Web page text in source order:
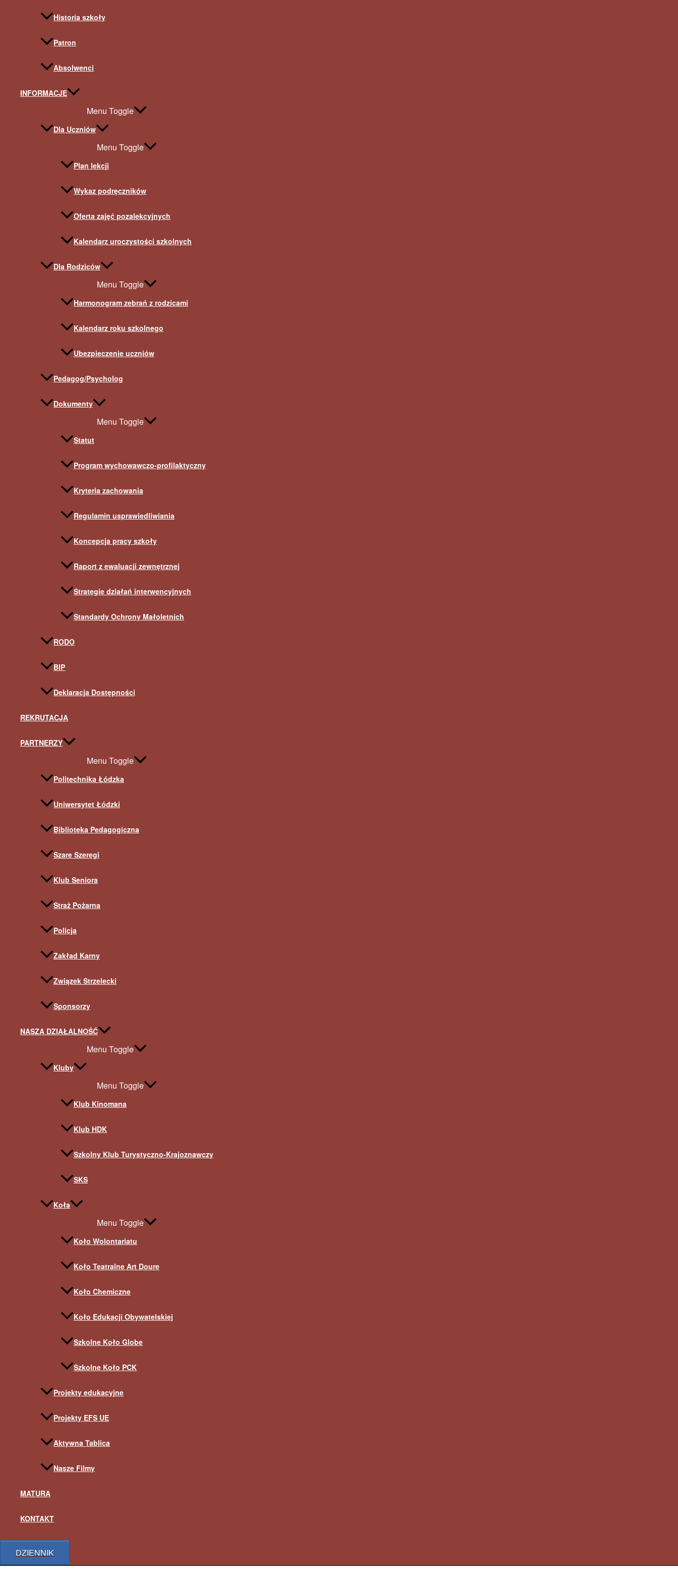
Historia szkoły
Patron
Absolwenci
INFORMACJE
Menu Toggle
Dla Uczniów
Menu Toggle
Plan lekcji
Wykaz podręczników
Oferta zajęć pozalekcyjnych
Kalendarz uroczystości szkolnych
Dla Rodziców
Menu Toggle
Harmonogram zebrań z rodzicami
Kalendarz roku szkolnego
Ubezpieczenie uczniów
Pedagog/Psycholog
Dokumenty
Menu Toggle
Statut
Program wychowawczo-profilaktyczny
Kryteria zachowania
Regulamin usprawiedliwiania
Koncepcja pracy szkoły
Raport z ewaluacji zewnętrznej
Strategie działań interwencyjnych
Standardy Ochrony Małoletnich
RODO
BIP
Deklaracja Dostępności
REKRUTACJA
PARTNERZY
Menu Toggle
Politechnika Łódzka
Uniwersytet Łódzki
Biblioteka Pedagogiczna
Szare Szeregi
Klub Seniora
Straż Pożarna
Policja
Zakład Karny
Związek Strzelecki
Sponsorzy
NASZA DZIAŁALNOŚĆ
Menu Toggle
Kluby
Menu Toggle
Klub Kinomana
Klub HDK
Szkolny Klub Turystyczno-Krajoznawczy
SKS
Koła
Menu Toggle
Koło Wolontariatu
Koło Teatralne Art Doure
Koło Chemiczne
Koło Edukacji Obywatelskiej
Szkolne Koło Globe
Szkolne Koło PCK
Projekty edukacyjne
Projekty EFS UE
Aktywna Tablica
Nasze Filmy
MATURA
KONTAKT
DZIENNIK